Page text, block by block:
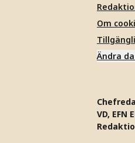
Om
Ändra
VD, EFN